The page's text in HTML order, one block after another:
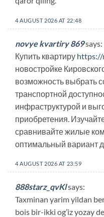
4 AUGUST 2026 AT 22:48
novye kvartiry 869says:
Купить квартиру https://
новостройке
возможность выбрать
транспортной
инфраструктурой и
приобретения.
сравнивайте жилые
оптимальный вариант
4 AUGUST 2026 AT 23:59
888starz_qvKlsays:
Taxminan yarim yildan
bois bir-ikki og’iz yozay